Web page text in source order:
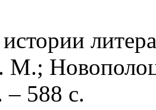
М.;
588 с.